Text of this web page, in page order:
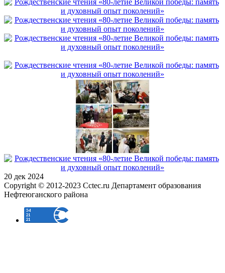
20 дек 2024
Copyright © 2012-2023 Cctec.ru Департамент образования
Нефтеюганского района